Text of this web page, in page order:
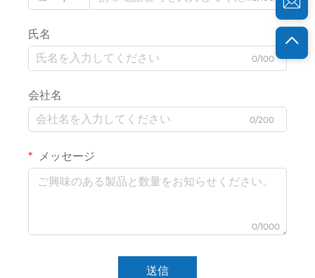
氏名
0/100
会社名
0/200
メッセージ
0/1000
送信